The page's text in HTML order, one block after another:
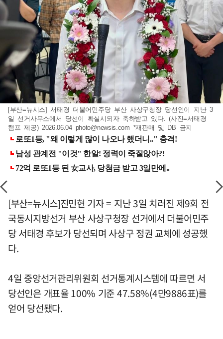
[부산=뉴시스] 서태경 더불어민주당 부산 사상구청장 당선인이 지난 3
일 선거사무소에서 당선이 확실시되자 축하받고 있다. (사진=서태경
캠프 제공) 2026.06.04 photo@newsis.com *재판매 및 DB 금지
[부산=뉴시스]진민현 기자 = 지난 3일 치러진 제9회 전
국동시지방선거 부산 사상구청장 선거에서 더불어민주
당 서태경 후보가 당선되며 사상구 정권 교체에 성공했
다.
4일 중앙선거관리위원회 선거통계시스템에 따르면 서
당선인은 개표율 100% 기준 47.58%(4만9886표)를
얻어 당선됐다.